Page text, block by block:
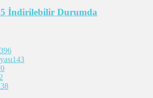
5 İndirilebilir Durumda
396
143
38